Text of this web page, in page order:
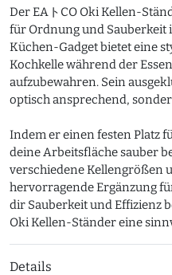
Der EAトCO Oki Kellen-
für Ordnung und Sauberkeit
Küchen-Gadget bietet eine
Kochkelle während der
aufzubewahren. Sein
optisch ansprechend,
Indem er einen festen Platz
deine Arbeitsfläche sauber
verschiedene Kellengrößen
hervorragende Ergänzung
dir Sauberkeit und Effizienz
Oki Kellen-Ständer eine
Details